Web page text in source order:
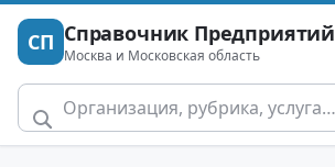
СП Справочник Предприятий
Москва и Московская область